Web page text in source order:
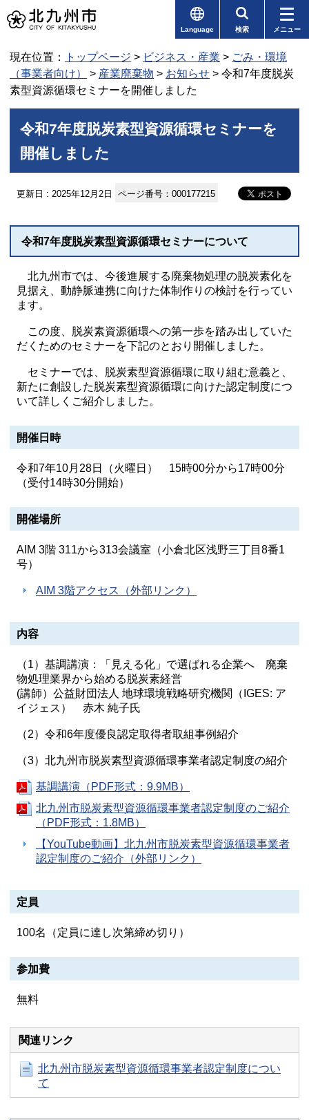
Language 検索 メニュー
現在位置： トップページ > ビジネス・産業 > ごみ・環境
（事業者向け）
> 産業廃棄物 > お知らせ > 令和7年度脱炭
素型資源循環セミナーを開催しました
令和7年度脱炭素型資源循環セミナーを
開催しました
更新日 : 2025年12月2日 ページ番号：000177215
令和7年度脱炭素型資源循環セミナーについて
北九州市では、今後進展する廃棄物処理の脱炭素化を
見据え、動静脈連携に向けた体制作りの検討を行ってい
ます。
この度、脱炭素資源循環への第一歩を踏み出していた
だくためのセミナーを下記のとおり開催しました。
セミナーでは、脱炭素型資源循環に取り組む意義と、
新たに創設した脱炭素型資源循環に向けた認定制度につ
いて詳しくご紹介しました。
開催日時
令和7年10月28日（火曜日） 15時00分から17時00分
（受付14時30分開始）
開催場所
AIM 3階 311から313会議室（小倉北区浅野三丁目8番1
号）
AIM 3階アクセス（外部リンク）
内容
（1）基調講演：「見える化」で選ばれる企業へ 廃棄
物処理業界から始める脱炭素経営
(講師）公益財団法人 地球環境戦略研究機関（IGES: ア
イジェス） 赤木 純子氏
（2）令和6年度優良認定取得者取組事例紹介
（3）北九州市脱炭素型資源循環事業者認定制度の紹介
基調講演（PDF形式：9.9MB）
北九州市脱炭素型資源循環事業者認定制度のご紹介
（PDF形式：1.8MB）
【YouTube動画】北九州市脱炭素型資源循環事業者
認定制度のご紹介（外部リンク）
定員
100名（定員に達し次第締め切り）
参加費
無料
関連リンク
北九州市脱炭素型資源循環事業者認定制度につい
て